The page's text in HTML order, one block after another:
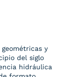
y
del siglo
hidráulica